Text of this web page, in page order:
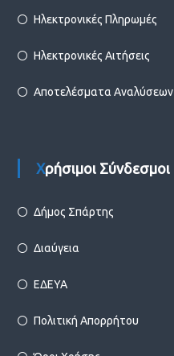
Ηλεκτρονικές Πληρωμές
Ηλεκτρονικές Αιτήσεις
Αποτελέσματα Αναλύσεων
Χρήσιμοι Σύνδεσμοι
Δήμος Σπάρτης
Διαύγεια
ΕΔΕΥΑ
Πολιτική Απορρήτου